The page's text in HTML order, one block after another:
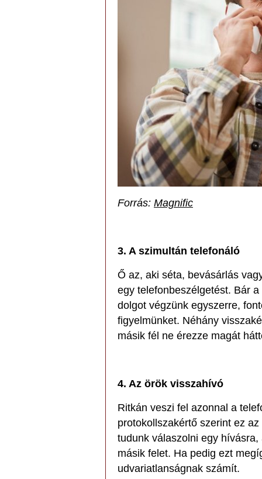
Forrás: Magnific
3. A szimultán telefonáló
Ő az, aki séta, bevásárlás
egy telefonbeszélgetést. Bár
dolgot végzünk egyszerre,
figyelmünket. Néhány
másik fél ne érezze magát
4. Az örök visszahívó
Ritkán veszi fel azonnal a
protokollszakértő szerint ez
tudunk válaszolni egy
másik felet. Ha pedig ezt
udvariatlanságnak számít.